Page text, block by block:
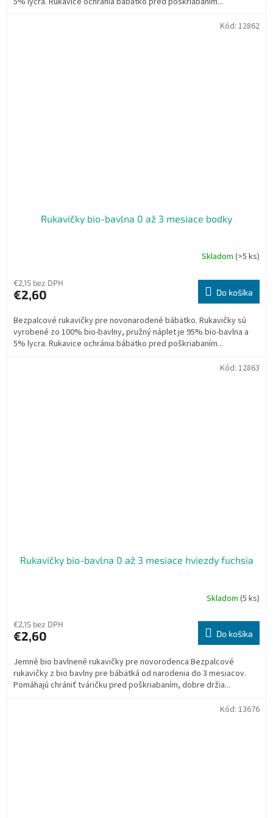
Rukavičky bio-bavlna 0 až 3 mesiace bodky
Skladom (>5 ks)
€2,15 bez DPH
€2,60 Do košíka
Bezpalcové rukavičky pre novonarodené bábätko. Rukavičky sú
vyrobené zo 100% bio-bavlny, pružný náplet je 95% bio-bavlna a
5% lycra. Rukavice ochránia bábätko pred poškriabaním...
Kód: 12862
Rukavičky bio-bavlna 0 až 3 mesiace hviezdy fuchsia
Skladom (5 ks)
€2,15 bez DPH
€2,60 Do košíka
Jemné bio bavlnené rukavičky pre novorodenca Bezpalcové
rukavičky z bio bavlny pre bábätká od narodenia do 3 mesiacov.
Pomáhajú chrániť tváričku pred poškriabaním, dobre držia...
Kód: 12863
Kód: 13676